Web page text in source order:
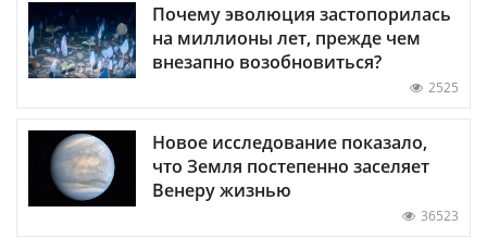
Почему эволюция застопорилась
на миллионы лет, прежде чем
внезапно возобновиться?
2525
Новое исследование показало,
что Земля постепенно заселяет
Венеру жизнью
36523